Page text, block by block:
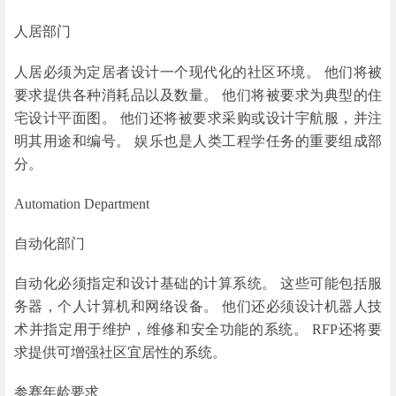
人居部门
人居必须为定居者设计一个现代化的社区环境。 他们将被
要求提供各种消耗品以及数量。 他们将被要求为典型的住
宅设计平面图。 他们还将被要求采购或设计宇航服，并注
明其用途和编号。 娱乐也是人类工程学任务的重要组成部
分。
Automation Department
自动化部门
自动化必须指定和设计基础的计算系统。 这些可能包括服
务器，个人计算机和网络设备。 他们还必须设计机器人技
术并指定用于维护，维修和安全功能的系统。 RFP还将要
求提供可增强社区宜居性的系统。
参赛年龄要求